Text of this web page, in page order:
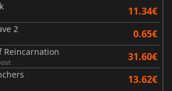
11.34€
2 0.65€
Reincarnation 31.60€
13.62€